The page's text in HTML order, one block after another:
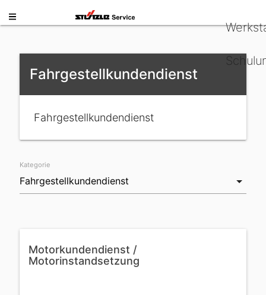
Fahrgestellkundendienst
Fahrgestellkundendienst
Kategorie
Motorkundendienst /
Motorinstandsetzung